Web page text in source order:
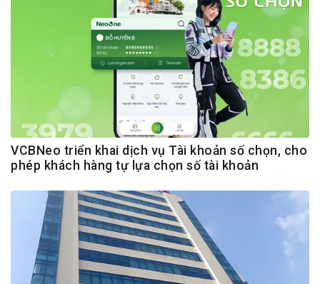
VCBNeo triển khai dịch vụ Tài khoản số chọn, cho
phép khách hàng tự lựa chọn số tài khoản